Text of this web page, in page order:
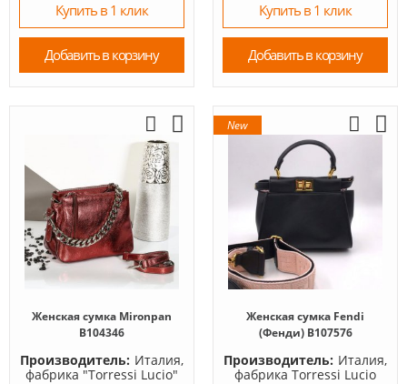
Купить в 1 клик
Добавить в корзину
Купить в 1 клик
Добавить в корзину
Женская сумка Mironpan
B104346
Производитель: Италия,
фабрика "Torressi Lucio"
New
Женская сумка Fendi
(Фенди) B107576
Производитель: Италия,
фабрика Torressi Lucio